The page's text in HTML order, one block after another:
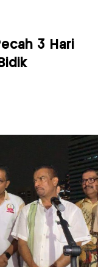
3 Hari